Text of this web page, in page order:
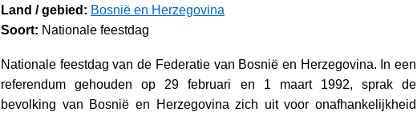
Land / gebied: Bosnië en Herzegovina
Soort: Nationale feestdag
Nationale feestdag van de Federatie van Bosnië en Herzegovina. In een
referendum gehouden op 29 februari en 1 maart 1992, sprak de
bevolking van Bosnië en Herzegovina zich uit voor onafhankelijkheid